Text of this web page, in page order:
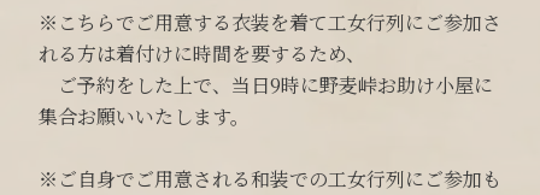
※こちらでご用意する衣装を着て工女行列にご参加さ
れる方は着付けに時間を要するため、
ご予約をした上で、当日9時に野麦峠お助け小屋に
集合お願いいたします。
※ご自身でご用意される和装での工女行列にご参加も